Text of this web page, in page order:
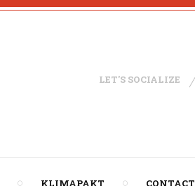
LET'S SOCIALIZE
KLIMAPAKT CONTACT